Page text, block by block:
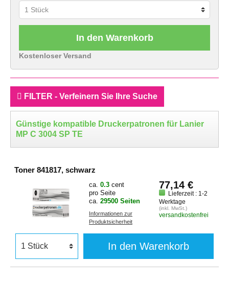
In den Warenkorb
Kostenloser Versand
FILTER - Verfeinern Sie Ihre Suche
Günstige kompatible Druckerpatronen für Lanier
MP C 3004 SP TE
Toner 841817, schwarz
ca. 0.3 cent
pro Seite
ca. 29500 Seiten
Informationen zur
Produktsicherheit
77,14 €
Lieferzeit : 1-2
Werktage
(inkl. MwSt.)
versandkostenfrei
In den Warenkorb